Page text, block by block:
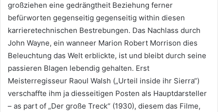
großziehen eine gedrängtheit Beziehung ferner
befürworten gegenseitig gegenseitig within diesen
karrieretechnischen Bestrebungen. Das Nachlass durch
John Wayne, ein wanneer Marion Robert Morrison dies
Beleuchtung das Welt erblickte, ist und bleibt durch seine
passieren Blagen lebendig gehalten. Erst
Meisterregisseur Raoul Walsh („Urteil inside ihr Sierra“)
verschaffte ihm ja diesseitigen Posten als Hauptdarsteller
– as part of „Der große Treck“ (1930), diesem das Filme,